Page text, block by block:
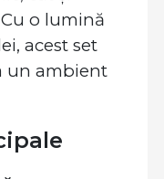
o lumină
acest set
un ambient